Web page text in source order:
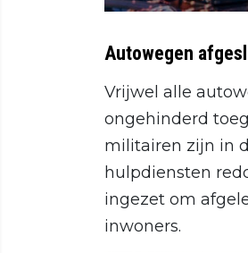
Autowegen
Vrijwel alle
ongehinderd
militairen zijn in
hulpdiensten
ingezet om
inwoners.